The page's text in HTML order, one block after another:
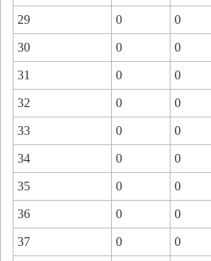
29 0 0
30 0 0
31 0 0
32 0 0
33 0 0
34 0 0
35 0 0
36 0 0
37 0 0